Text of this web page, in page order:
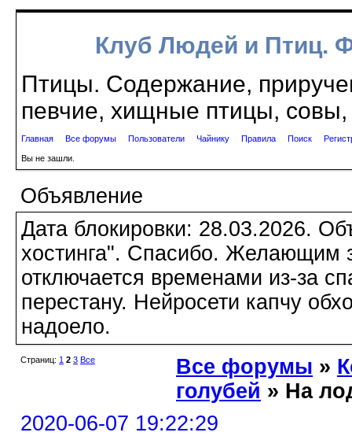
Клуб Людей и Птиц.
Птицы. Содержание,
певчие, хищные птицы, совы,
Главная Все форумы Пользователи Чайнику Правила Поиск
Вы не зашли.
Объявление
Дата блокировки: 28.03.2026.
хостинга". Спасибо. Желающим
отключается временами из-за
перестану. Нейросети капчу
надоело.
Страниц: 1 2 3 Все Все форумы »
голубей » На
2020-06-07 19:22:29